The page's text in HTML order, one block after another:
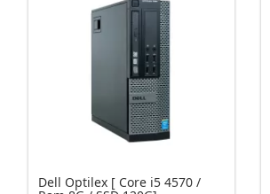
Dell Optilex [ Core i5 4570 /